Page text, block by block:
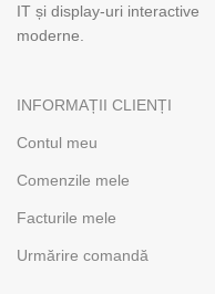
IT și display-uri interactive
moderne.
INFORMAȚII CLIENȚI
Contul meu
Comenzile mele
Facturile mele
Urmărire comandă